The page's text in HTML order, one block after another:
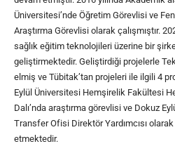
Üniversitesi’nde Öğretim Görevlisi ve
Araştırma Görevlisi olarak çalışmıştır.
sağlık eğitim teknolojileri üzerine bir
geliştirmektedir. Geliştirdiği projelerle
elmiş ve Tübitak’tan projeleri ile ilgili 4
Eylül Üniversitesi Hemşirelik Fakültesi
Dalı’nda araştırma görevlisi ve Dokuz
Transfer Ofisi Direktör Yardımcısı
etmektedir.